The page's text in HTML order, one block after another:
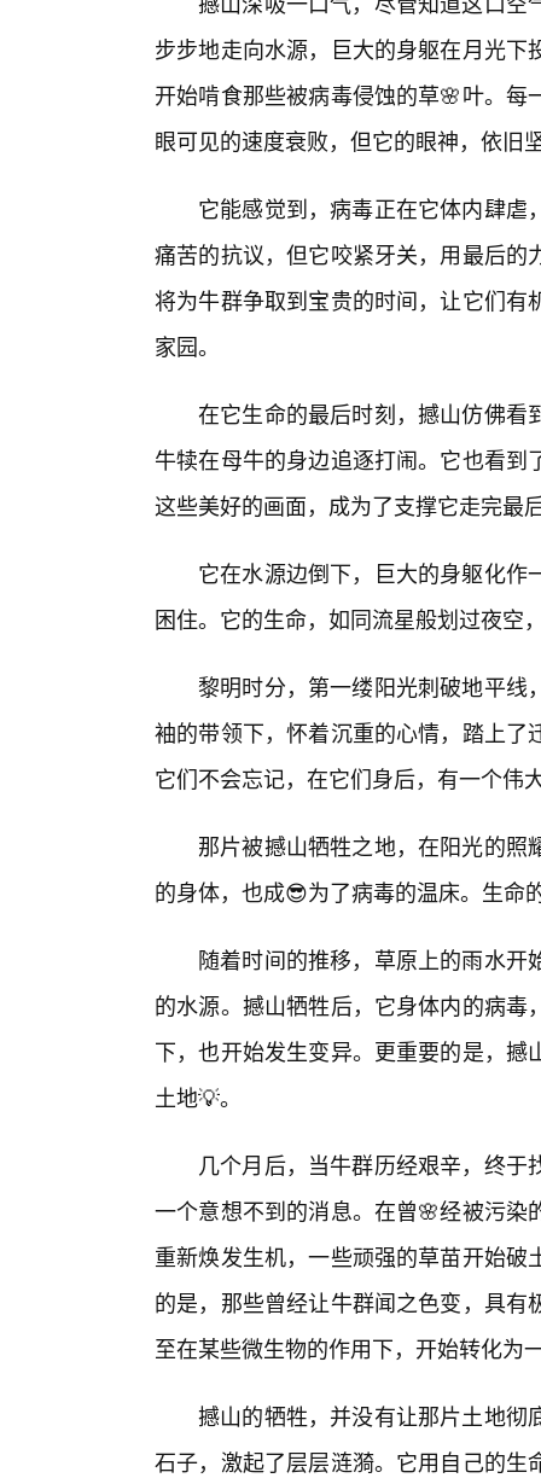
步步地走向水源，巨大的身躯在月光
开始啃食那些被病毒侵蚀的草🌸叶。
眼可见的速度衰败，但它的眼神，依旧
它能感觉到，病毒正在它体内肆
痛苦的抗议，但它咬紧牙关，用最后
将为牛群争取到宝贵的时间，让它们
家园。
在它生命的最后时刻，撼山仿佛看
牛犊在母牛的身边追逐打闹。它也看
这些美好的画面，成为了支撑它走完最
它在水源边倒下，巨大的身躯化
困住。它的生命，如同流星般划过夜空
黎明时分，第一缕阳光刺破地平
袖的带领下，怀着沉重的心情，踏上
它们不会忘记，在它们身后，有一个伟
那片被撼山牺牲之地，在阳光的
的身体，也成😎为了病毒的温床。生命
随着时间的推移，草原上的雨水
的水源。撼山牺牲后，它身体内的病
下，也开始发生变异。更重要的是，
土地💡。
几个月后，当牛群历经艰辛，终
一个意想不到的消息。在曾🌸经被污
重新焕发生机，一些顽强的草苗开始
的是，那些曾经让牛群闻之色变，具
至在某些微生物的作用下，开始转化为
撼山的牺牲，并没有让那片土地彻
石子，激起了层层涟漪。它用自己的